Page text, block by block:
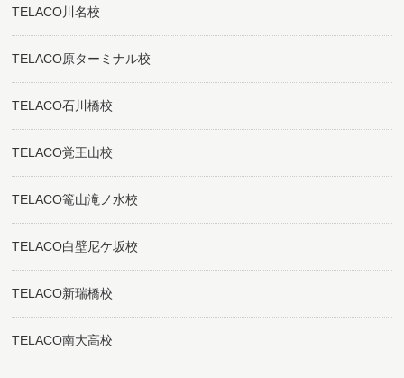
TELACO川名校
TELACO原ターミナル校
TELACO石川橋校
TELACO覚王山校
TELACO篭山滝ノ水校
TELACO白壁尼ケ坂校
TELACO新瑞橋校
TELACO南大高校